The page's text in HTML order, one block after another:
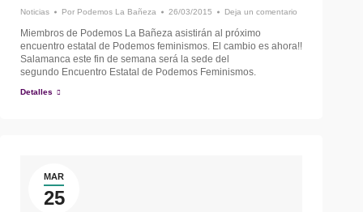
Noticias Por Podemos La Bañeza 26/03/2015 Deja un comentario
Miembros de Podemos La Bañeza asistirán al próximo
encuentro estatal de Podemos feminismos. El cambio es ahora!!
Salamanca este fin de semana será la sede del
segundo Encuentro Estatal de Podemos Feminismos.
Detalles
MAR
25